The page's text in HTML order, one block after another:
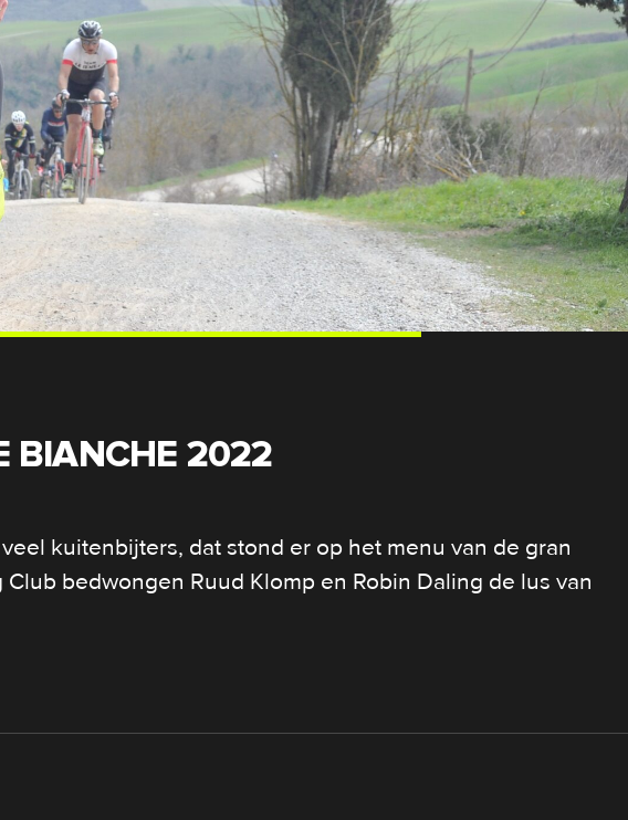
BIANCHE 2022
kuitenbijters, dat stond er op het menu van de gran
bedwongen Ruud Klomp en Robin Daling de lus van